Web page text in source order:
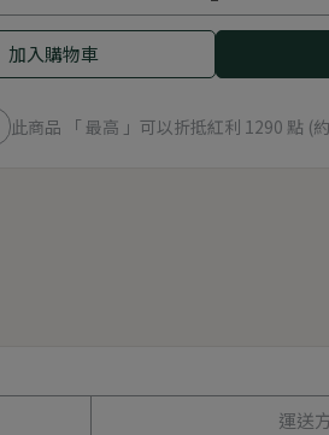
加入購物車
此商品 「 最高 」可以折抵紅利 1290 點 (
運送